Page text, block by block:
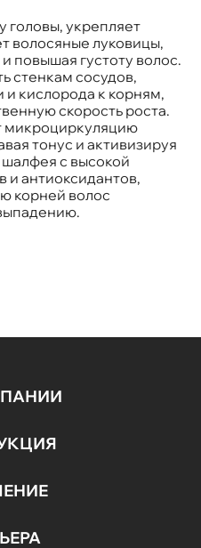
головы, укрепляет
волосяные луковицы,
повышая густоту волос.
стенкам сосудов,
и кислорода к корням,
скорость роста.
микроциркуляцию
тонус и активизируя
с высокой
и антиоксидантов,
корней волос